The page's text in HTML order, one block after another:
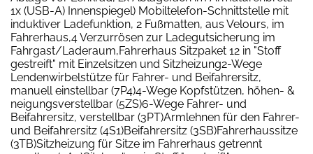
1x (USB-A) Innenspiegel) Mobiltelefon-Schnittstelle mit
induktiver Ladefunktion, 2 Fußmatten, aus Velours, im
Fahrerhaus,4 Verzurrösen zur Ladegutsicherung im
Fahrgast/Laderaum,Fahrerhaus Sitzpaket 12 in "Stoff
gestreift" mit Einzelsitzen und Sitzheizung2-Wege
Lendenwirbelstütze für Fahrer- und Beifahrersitz,
manuell einstellbar (7P4)4-Wege Kopfstützen, höhen- &
neigungsverstellbar (5ZS)6-Wege Fahrer- und
Beifahrersitz, verstellbar (3PT)Armlehnen für den Fahrer-
und Beifahrersitz (4S1)Beifahrersitz (3SB)Fahrerhaussitze
(3TB)Sitzheizung für Sitze im Fahrerhaus getrennt